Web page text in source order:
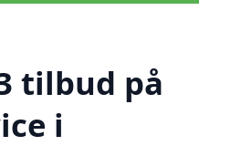
tilbud på
i